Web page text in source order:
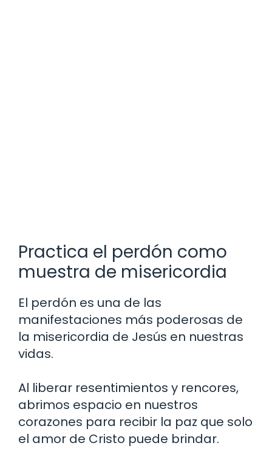
Practica el perdón como
muestra de misericordia
El perdón es una de las
manifestaciones más poderosas de
la misericordia de Jesús en nuestras
vidas.
Al liberar resentimientos y rencores,
abrimos espacio en nuestros
corazones para recibir la paz que solo
el amor de Cristo puede brindar.